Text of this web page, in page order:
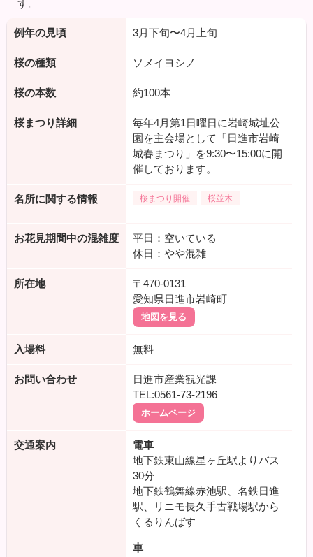
す。
例年の見頃 3月下旬〜4月上旬
桜の種類 ソメイヨシノ
桜の本数 約100本
桜まつり詳細
毎年4月第1日曜日に岩崎城址公
園を主会場として「日進市岩崎
城春まつり」を9:30〜15:00に開
催しております。
名所に関する情報 桜まつり開催 桜並木
お花見期間中の混雑度
平日：空いている
休日：やや混雑
所在地
〒470-0131
愛知県日進市岩崎町
地図を見る
入場料 無料
お問い合わせ
日進市産業観光課
TEL:0561-73-2196
ホームページ
交通案内
電車
地下鉄東山線星ヶ丘駅よりバス
30分
地下鉄鶴舞線赤池駅、名鉄日進
駅、リニモ長久手古戦場駅から
くるりんばす
車